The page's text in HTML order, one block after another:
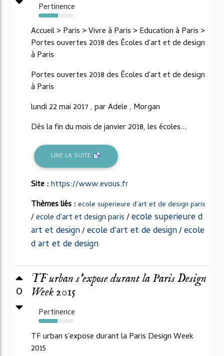
Pertinence
56%
Accueil > Paris > Vivre à Paris > Education à Paris >
Portes ouvertes 2018 des Écoles d'art et de design
à Paris
Portes ouvertes 2018 des Écoles d'art et de design
à Paris
lundi 22 mai 2017 , par Adele , Morgan
Dès la fin du mois de janvier 2018, les écoles...
LIRE LA SUITE
Site :https://www.evous.fr
Thèmes liés : ecole superieure d'art et de design paris
/ecole d'art et design paris/ecole superieure d
art et design/ecole d'art et de design/ecole
d art et de design
0
TF urban s’expose durant la Paris Design
Week 2015
Pertinence
54%
TF urban s'expose durant la Paris Design Week
2015